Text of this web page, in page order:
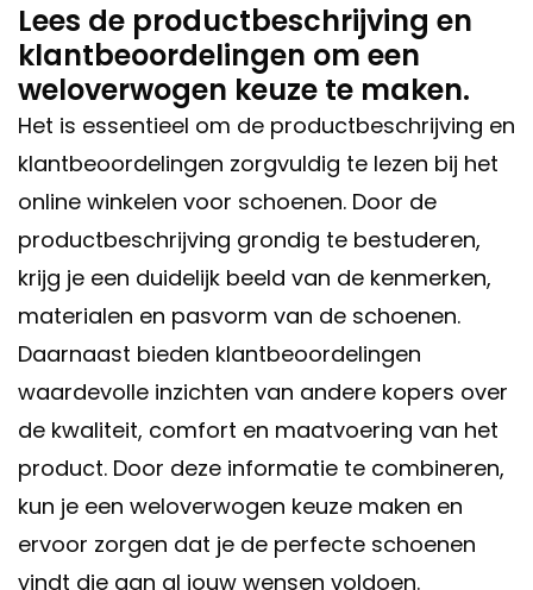
Lees de productbeschrijving en
klantbeoordelingen om een
weloverwogen keuze te maken.
Het is essentieel om de productbeschrijving en
klantbeoordelingen zorgvuldig te lezen bij het
online winkelen voor schoenen. Door de
productbeschrijving grondig te bestuderen,
krijg je een duidelijk beeld van de kenmerken,
materialen en pasvorm van de schoenen.
Daarnaast bieden klantbeoordelingen
waardevolle inzichten van andere kopers over
de kwaliteit, comfort en maatvoering van het
product. Door deze informatie te combineren,
kun je een weloverwogen keuze maken en
ervoor zorgen dat je de perfecte schoenen
vindt die aan al jouw wensen voldoen.